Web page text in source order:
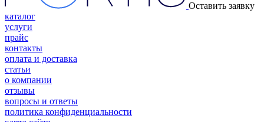
Оставить заявку
каталог
услуги
прайс
контакты
оплата и доставка
статьи
о компании
отзывы
вопросы и ответы
политика конфиденциальности